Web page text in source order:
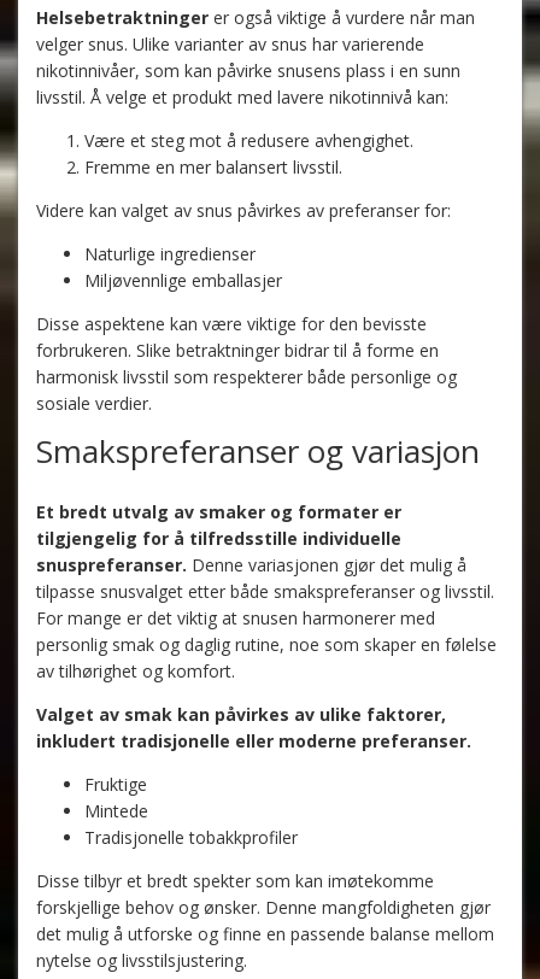
Helsebetraktninger er også viktige å vurdere når man
velger snus. Ulike varianter av snus har varierende
nikotinnivåer, som kan påvirke snusens plass i en sunn
livsstil. Å velge et produkt med lavere nikotinnivå kan:
Være et steg mot å redusere avhengighet.
Fremme en mer balansert livsstil.
Videre kan valget av snus påvirkes av preferanser for:
Naturlige ingredienser
Miljøvennlige emballasjer
Disse aspektene kan være viktige for den bevisste
forbrukeren. Slike betraktninger bidrar til å forme en
harmonisk livsstil som respekterer både personlige og
sosiale verdier.
Smakspreferanser og variasjon
Et bredt utvalg av smaker og formater er
tilgjengelig for å tilfredsstille individuelle
snuspreferanser. Denne variasjonen gjør det mulig å
tilpasse snusvalget etter både smakspreferanser og livsstil.
For mange er det viktig at snusen harmonerer med
personlig smak og daglig rutine, noe som skaper en følelse
av tilhørighet og komfort.
Valget av smak kan påvirkes av ulike faktorer,
inkludert tradisjonelle eller moderne preferanser.
Fruktige
Mintede
Tradisjonelle tobakkprofiler
Disse tilbyr et bredt spekter som kan imøtekomme
forskjellige behov og ønsker. Denne mangfoldigheten gjør
det mulig å utforske og finne en passende balanse mellom
nytelse og livsstilsjustering.